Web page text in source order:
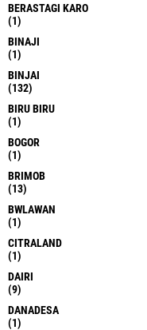
BERASTAGI KARO
(1)
BINAJI
(1)
BINJAI
(132)
BIRU BIRU
(1)
BOGOR
(1)
BRIMOB
(13)
BWLAWAN
(1)
CITRALAND
(1)
DAIRI
(9)
DANADESA
(1)